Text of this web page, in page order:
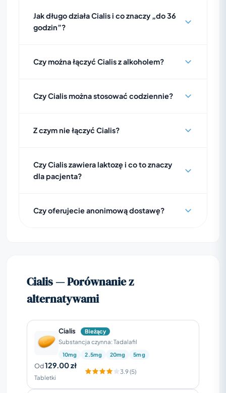
Jak długo działa Cialis i co znaczy „do 36
godzin”?
Czy można łączyć Cialis z alkoholem?
Czy Cialis można stosować codziennie?
Z czym nie łączyć Cialis?
Czy Cialis zawiera laktozę i co to znaczy
dla pacjenta?
Czy oferujecie anonimową dostawę?
Cialis — Porównanie z
alternatywami
Cialis Bieżący
Substancja czynna: Tadalafil
10mg 2.5mg 20mg 5mg
Od129.00 zł
Tabletki
3.9 (5)